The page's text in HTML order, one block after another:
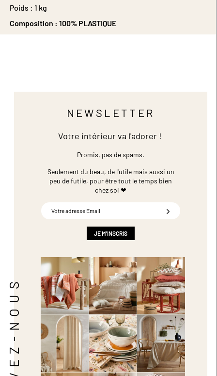
Poids : 1 kg
Composition : 100% PLASTIQUE
SUIVEZ-NOUS
NEWSLETTER
Votre intérieur va l'adorer !
Promis, pas de spams.
Seulement du beau, de l'utile mais aussi un
peu de futile, pour être tout le temps bien
chez soi ❤
JE M'INSCRIS